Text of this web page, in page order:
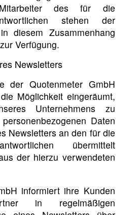
des für die
stehen der
diesem Zusammenhang
Verfügung.
Newsletters
der Quotenmeter GmbH
Möglichkeit eingeräumt,
Unternehmens zu
Daten
Newsletters an den für die
übermittelt
der hierzu verwendeten
informiert ihre Kunden
in regelmäßigen